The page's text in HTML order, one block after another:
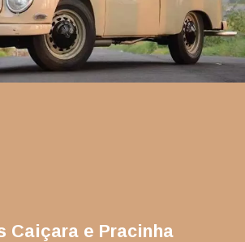
Caiçara e Pracinha